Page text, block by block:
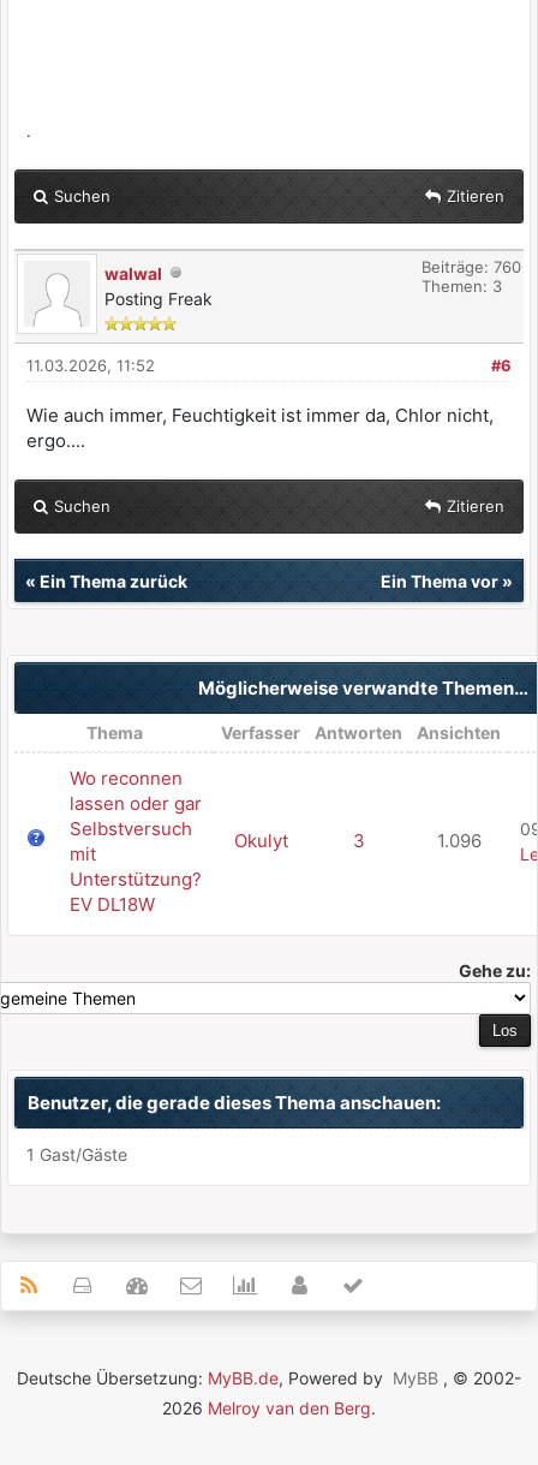
.
Suchen Zitieren
walwal
Posting Freak
Beiträge: 760
Themen: 3
#6
11.03.2026, 11:52
Wie auch immer, Feuchtigkeit ist immer da, Chlor nicht,
ergo....
Suchen Zitieren
« Ein Thema zurück Ein Thema vor»
Möglicherweise verwandte Themen…
Thema Verfasser Antworten Ansichten
Wo reconnen
lassen oder gar
Selbstversuch
mit
Unterstützung?
EV DL18W
Okulyt 3 1.096
Gehe zu:
Benutzer, die gerade dieses Thema anschauen:
1 Gast/Gäste
Deutsche Übersetzung: MyBB.de, Powered by MyBB , © 2002-
2026 Melroy van den Berg.